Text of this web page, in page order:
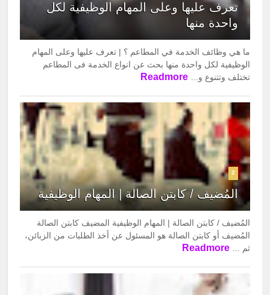
تعرف عليها وعلى المهام الوظيفية لكل
واحدة منها
ما هي وظائف الخدمة في المطاعم ؟ | تعرف عليها وعلى المهام
الوظيفية لكل واحدة منها بحث عن انواع الخدمة فى المطاعم
تختلف وتتنوع و... Readmore
2
المُضيف / كابتن الصالة | المهام الوظيفية
المُضيف / كابتن الصالة | المهام الوظيفية المضيف كابتن الصالة
المُضيف أو كابتن الصالة هو المسئول عن أخذ الطلبات من الزبائن،
ثم ... Readmore